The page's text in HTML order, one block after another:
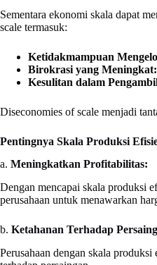
Sementara ekonomi skala dapat
scale termasuk:
Ketidakmampuan
Birokrasi yang Meningkat:
Kesulitan dalam
Diseconomies of scale menjadi
Pentingnya Skala Produksi
a. Meningkatkan Profitabilitas:
Dengan mencapai skala produksi
perusahaan untuk menawarkan
b. Ketahanan Terhadap
Perusahaan dengan skala